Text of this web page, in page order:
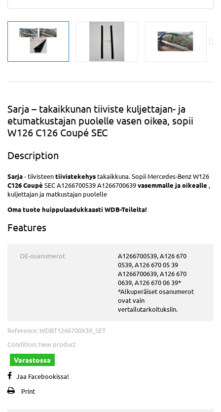
Sarja – takaikkunan tiiviste kuljettajan- ja
etumatkustajan puolelle vasen oikea, sopii
W126 C126 Coupé SEC
Description
Sarja- tiivisteentiivistekehys takaikkuna. Sopii Mercedes-Benz W126
C126 Coupé SEC A1266700539 A1266700639vasemmalle ja oikealle ,
kuljettajan ja matkustajan puolelle
Omatuote huippulaadukkaasti WDB-Teilelta!
Features
OE-osanumerot
A1266700539, A126 670
0539, A126 670 05 39
A1266700639, A126 670
0639, A126 670 06 39*
*Alkuperäiset osanumerot
ovat vain
vertailutarkoituksiin.
Reference: WDBT1266700X39_SET
Condition: New product
Varastossa
Jaa Facebookissa!
Print